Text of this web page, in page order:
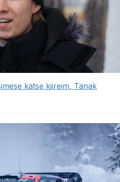
katse kiireim, Tänak